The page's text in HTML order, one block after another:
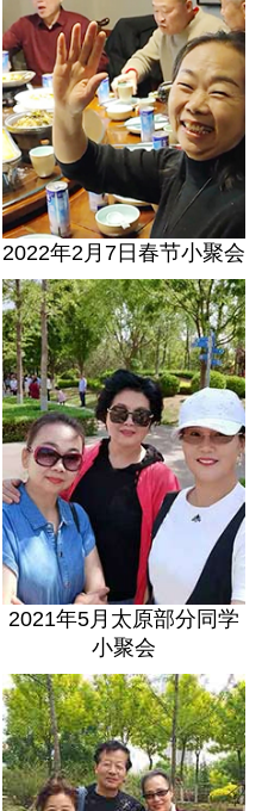
2022年2月7日春节小聚会
2021年5月太原部分同学
小聚会